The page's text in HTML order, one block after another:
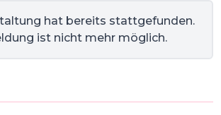
hat bereits stattgefunden.
ist nicht mehr möglich.